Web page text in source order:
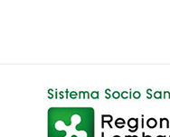
su beni mobili iscritti in